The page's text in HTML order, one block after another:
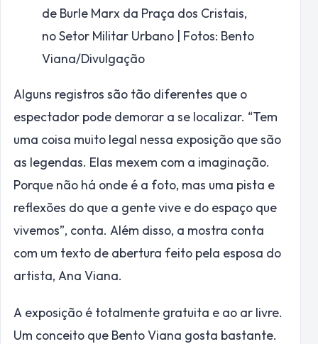
de Burle Marx da Praça dos Cristais,
no Setor Militar Urbano | Fotos: Bento
Viana/Divulgação
Alguns registros são tão diferentes que o
espectador pode demorar a se localizar. “Tem
uma coisa muito legal nessa exposição que são
as legendas. Elas mexem com a imaginação.
Porque não há onde é a foto, mas uma pista e
reflexões do que a gente vive e do espaço que
vivemos”, conta. Além disso, a mostra conta
com um texto de abertura feito pela esposa do
artista, Ana Viana.
A exposição é totalmente gratuita e ao ar livre.
Um conceito que Bento Viana gosta bastante.